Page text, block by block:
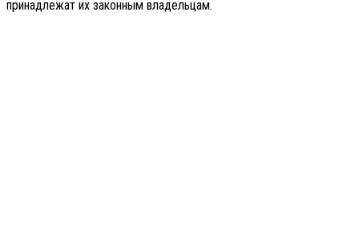
принадлежат их законным владельцам.